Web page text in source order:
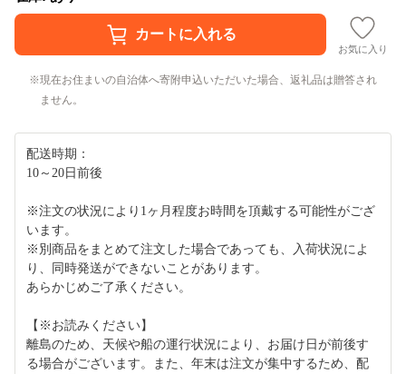
お気に入り
現在お住まいの自治体へ寄附申込いただいた場合、返礼品は贈答され
ません。
配送時期：
10～20日前後
※注文の状況により1ヶ月程度お時間を頂戴する可能性がござ
います。
※別商品をまとめて注文した場合であっても、入荷状況によ
り、同時発送ができないことがあります。
あらかじめご了承ください。
【※お読みください】
離島のため、天候や船の運行状況により、お届け日が前後す
る場合がございます。また、年末は注文が集中するため、配